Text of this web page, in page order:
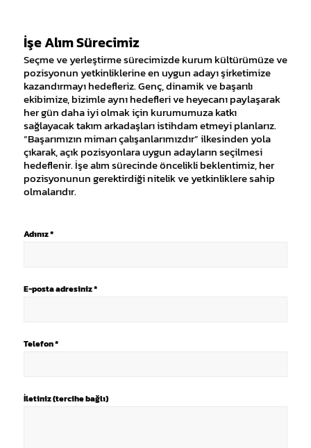
İşe Alım Sürecimiz
Seçme ve yerleştirme sürecimizde kurum kültürümüze ve
pozisyonun yetkinliklerine en uygun adayı şirketimize
kazandırmayı hedefleriz. Genç, dinamik ve başarılı
ekibimize, bizimle aynı hedefleri ve heyecanı paylaşarak
her gün daha iyi olmak için kurumumuza katkı
sağlayacak takım arkadaşları istihdam etmeyi planlarız.
“Başarımızın mimarı çalışanlarımızdır” ilkesinden yola
çıkarak, açık pozisyonlara uygun adayların seçilmesi
hedeflenir. İşe alım sürecinde öncelikli beklentimiz, her
pozisyonunun gerektirdiği nitelik ve yetkinliklere sahip
olmalarıdır.
Adınız *
E-posta adresiniz *
Telefon *
İletiniz (tercihe bağlı)